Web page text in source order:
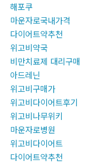
해포쿠
마운자로국내가격
다이어트약추천
위고비약국
비만치료제 대리구매
아드레닌
위고비구매가
위고비다이어트후기
위고비나무위키
마운자로병원
위고비다이어트
다이어트약추천